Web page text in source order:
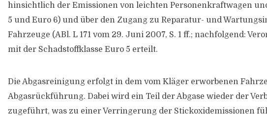
hinsichtlich der Emissionen von leichten Personenkraftwagen
5 und Euro 6) und über den Zugang zu Reparatur- und
Fahrzeuge (ABl. L 171 vom 29. Juni 2007, S. 1 ff.; nachfolgend:
mit der Schadstoffklasse Euro 5 erteilt.
Die Abgasreinigung erfolgt in dem vom Kläger erworbenen
Abgasrückführung. Dabei wird ein Teil der Abgase wieder der
zugeführt, was zu einer Verringerung der Stickoxidemissionen